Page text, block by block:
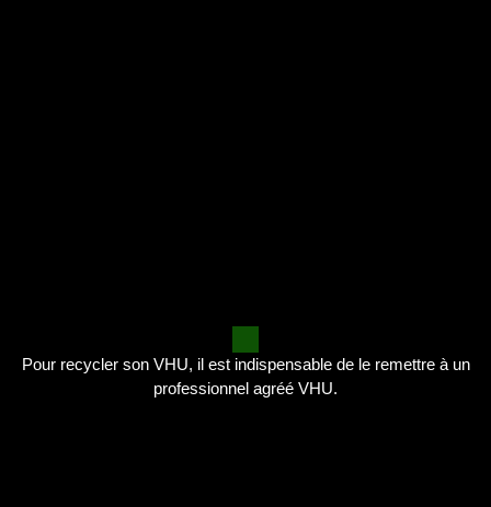
Pour recycler son VHU, il est indispensable de le remettre à un
professionnel agréé VHU.